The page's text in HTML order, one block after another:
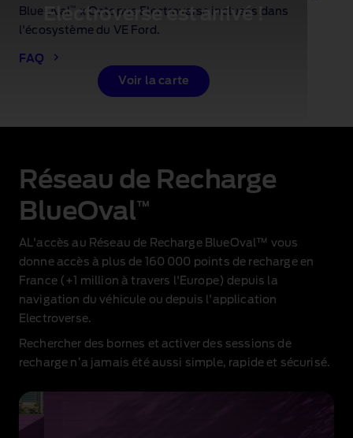
Electroverse est arrivé !
Voir la carte
BlueOval
x Octopus Electroverse incluses dans
l'écosystème du VE Ford.
FAQ
Réseau de Recharge
BlueOval™
AL'accès au Réseau de Recharge BlueOval™ vous
donne accès à plus de 160 000 points de recharge en
France (+1 million à travers l'Europe) depuis la
navigation du véhicule ou depuis l'application
Electroverse.
Rechercher des bornes et activer des sessions de
recharge n’a jamais été aussi simple, rapide et sécurisé.